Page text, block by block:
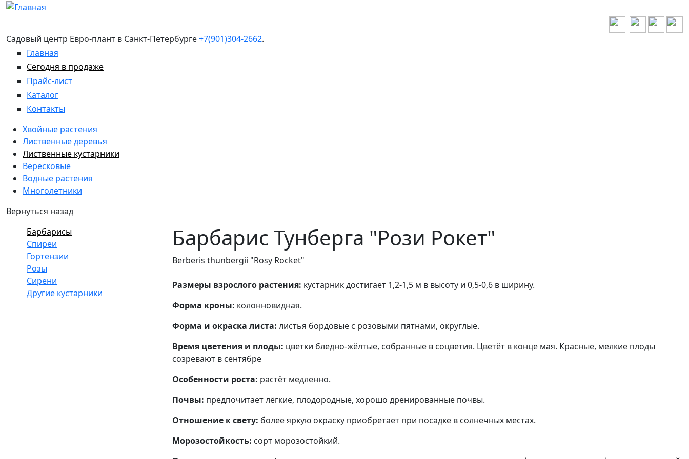
Перейти к основному содержанию
Садовый центр Евро-плант в Санкт-Петербурге+7(901)304-2662.
Главная
Сегодня в продаже
Прайс-лист
Каталог
Контакты
Хвойные растения
Лиственные деревья
Лиственные кустарники
Вересковые
Водные растения
Многолетники
Вернуться назад
Барбарисы
Спиреи
Гортензии
Розы
Сирени
Другие кустарники
Барбарис Тунберга "Рози Рокет"
Berberis thunbergii "Rosy Rocket"
Размеры взрослого растения: кустарник достигает 1,2-1,5 м в высоту и 0,5-0,6 в ширину.
Форма кроны: колонновидная.
Форма и окраска листа: листья бордовые с розовыми пятнами, округлые.
Время цветения и плоды: цветки бледно-жёлтые, собранные в соцветия. Цветёт в конце мая. Красные, мелкие плоды
созревают в сентябре
Особенности роста: растёт медленно.
Почвы: предпочитает лёгкие, плодородные, хорошо дренированные почвы.
Отношение к свету: более яркую окраску приобретает при посадке в солнечных местах.
Морозостойкость: сорт морозостойкий.